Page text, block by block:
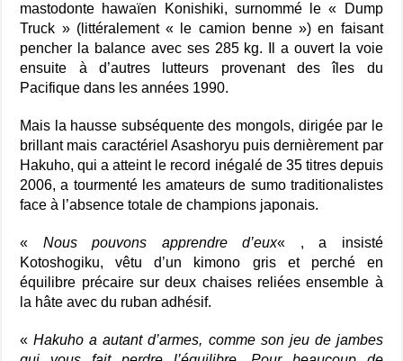
mastodonte hawaïen Konishiki, surnommé le « Dump
Truck » (littéralement « le camion benne ») en faisant
pencher la balance avec ses 285 kg. Il a ouvert la voie
ensuite à d’autres lutteurs provenant des îles du
Pacifique dans les années 1990.
Mais la hausse subséquente des mongols, dirigée par le
brillant mais caractériel Asashoryu puis dernièrement par
Hakuho, qui a atteint le record inégalé de 35 titres depuis
2006, a tourmenté les amateurs de sumo traditionalistes
face à l’absence totale de champions japonais.
« Nous pouvons apprendre d’eux« , a insisté
Kotoshogiku, vêtu d’un kimono gris et perché en
équilibre précaire sur deux chaises reliées ensemble à
la hâte avec du ruban adhésif.
«Hakuho a autant d’armes, comme son jeu de jambes